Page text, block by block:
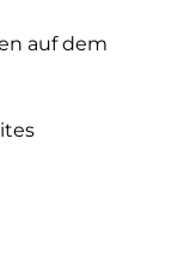
auf dem